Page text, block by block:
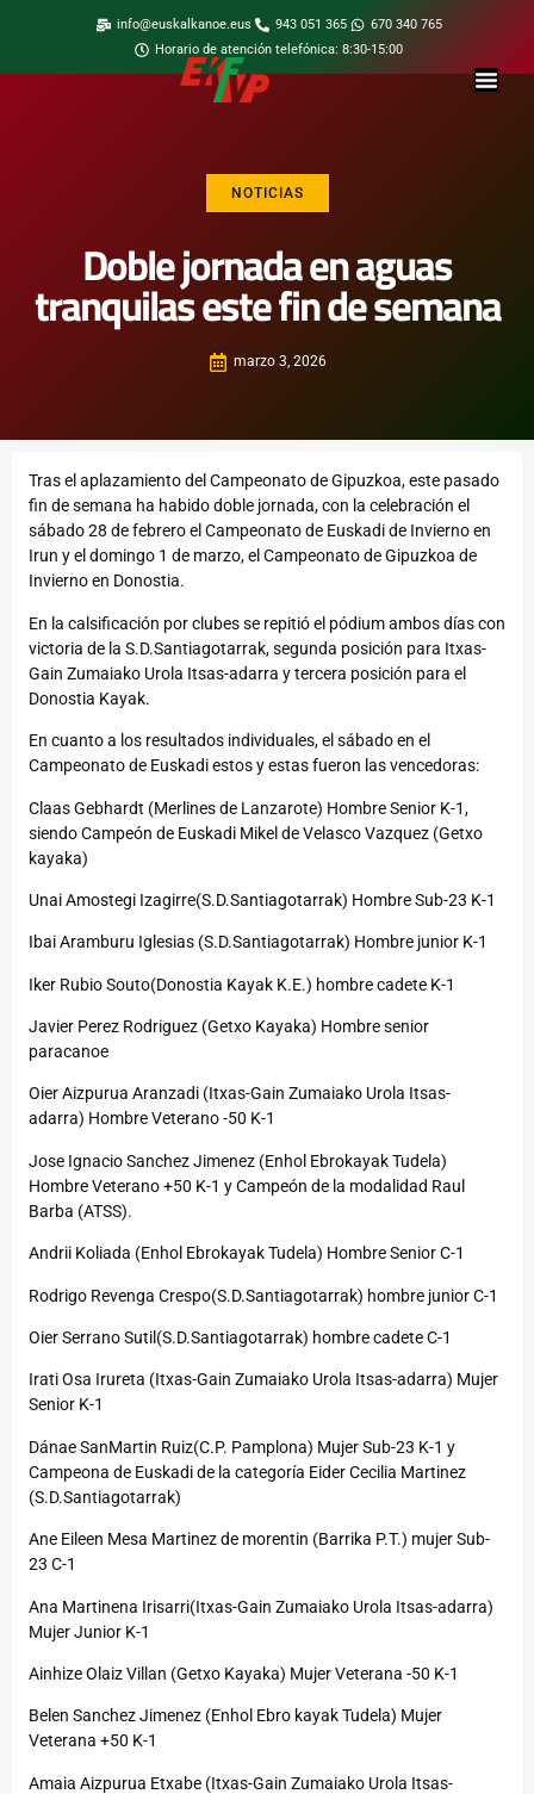
info@euskalkanoe.eus 943 051 365
670 340 765
Horario de atención telefónica: 8:30-15:00
NOTICIAS
Doble jornada en aguas
tranquilas este fin de semana
marzo 3, 2026
Tras el aplazamiento del Campeonato de Gipuzkoa, este pasado
fin de semana ha habido doble jornada, con la celebración el
sábado 28 de febrero el Campeonato de Euskadi de Invierno en
Irun y el domingo 1 de marzo, el Campeonato de Gipuzkoa de
Invierno en Donostia.
En la calsificación por clubes se repitió el pódium ambos días con
victoria de la S.D.Santiagotarrak, segunda posición para Itxas-
Gain Zumaiako Urola Itsas-adarra y tercera posición para el
Donostia Kayak.
En cuanto a los resultados individuales, el sábado en el
Campeonato de Euskadi estos y estas fueron las vencedoras:
Claas Gebhardt (Merlines de Lanzarote) Hombre Senior K-1,
siendo Campeón de Euskadi Mikel de Velasco Vazquez (Getxo
kayaka)
Unai Amostegi Izagirre(S.D.Santiagotarrak) Hombre Sub-23 K-1
Ibai Aramburu Iglesias (S.D.Santiagotarrak) Hombre junior K-1
Iker Rubio Souto(Donostia Kayak K.E.) hombre cadete K-1
Javier Perez Rodriguez (Getxo Kayaka) Hombre senior
paracanoe
Oier Aizpurua Aranzadi (Itxas-Gain Zumaiako Urola Itsas-
adarra) Hombre Veterano -50 K-1
Jose Ignacio Sanchez Jimenez (Enhol Ebrokayak Tudela)
Hombre Veterano +50 K-1 y Campeón de la modalidad Raul
Barba (ATSS).
Andrii Koliada (Enhol Ebrokayak Tudela) Hombre Senior C-1
Rodrigo Revenga Crespo(S.D.Santiagotarrak) hombre junior C-1
Oier Serrano Sutil(S.D.Santiagotarrak) hombre cadete C-1
Irati Osa Irureta (Itxas-Gain Zumaiako Urola Itsas-adarra) Mujer
Senior K-1
Dánae SanMartin Ruiz(C.P. Pamplona) Mujer Sub-23 K-1 y
Campeona de Euskadi de la categoría Eider Cecilia Martinez
(S.D.Santiagotarrak)
Ane Eileen Mesa Martinez de morentin (Barrika P.T.) mujer Sub-
23 C-1
Ana Martinena Irisarri(Itxas-Gain Zumaiako Urola Itsas-adarra)
Mujer Junior K-1
Ainhize Olaiz Villan (Getxo Kayaka) Mujer Veterana -50 K-1
Belen Sanchez Jimenez (Enhol Ebro kayak Tudela) Mujer
Veterana +50 K-1
Amaia Aizpurua Etxabe (Itxas-Gain Zumaiako Urola Itsas-